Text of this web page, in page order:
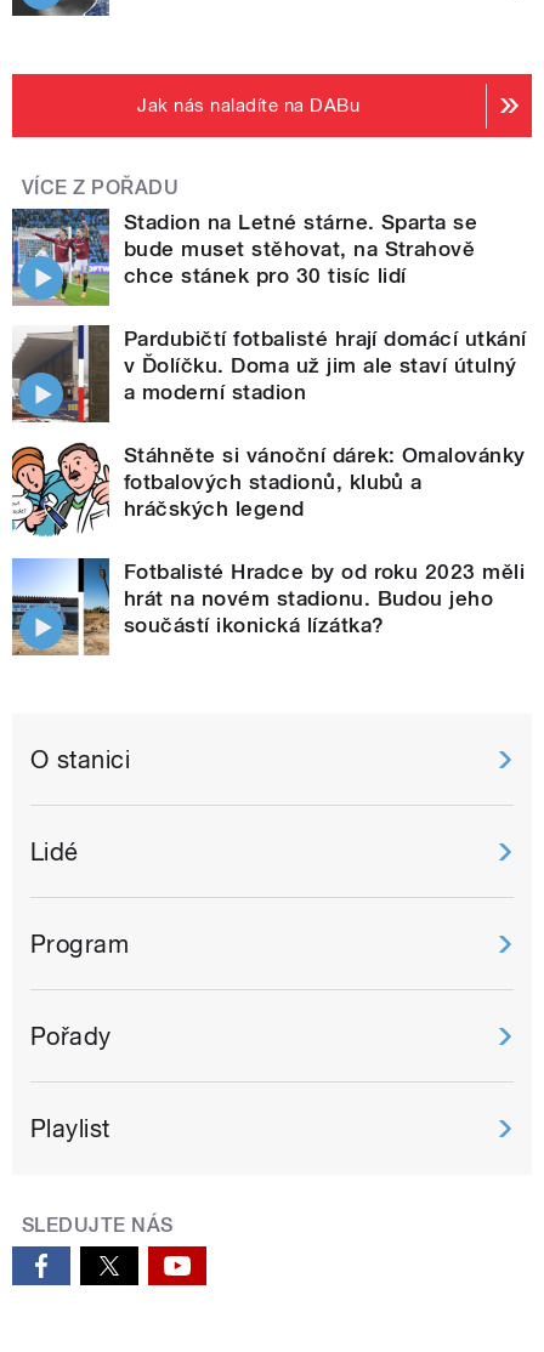
Jak nás naladíte na DABu
VÍCE Z POŘADU
Stadion na Letné stárne. Sparta se
bude muset stěhovat, na Strahově
chce stánek pro 30 tisíc lidí
Pardubičtí fotbalisté hrají domácí utkání
v Ďolíčku. Doma už jim ale staví útulný
a moderní stadion
Stáhněte si vánoční dárek: Omalovánky
fotbalových stadionů, klubů a
hráčských legend
Fotbalisté Hradce by od roku 2023 měli
hrát na novém stadionu. Budou jeho
součástí ikonická lízátka?
O stanici
Lidé
Program
Pořady
Playlist
SLEDUJTE NÁS